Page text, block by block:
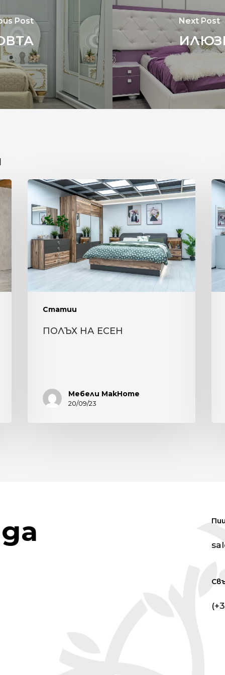
Post Next Post
Статии
ПОЛЪХ
ЕСЕН
ПОЛЪХ НА ЕСЕН
Мебели MakHome
20/09/23
да